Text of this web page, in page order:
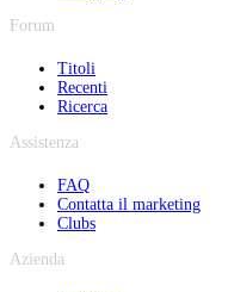
Forum
Titoli
Recenti
Ricerca
Assistenza
FAQ
Contatta il marketing
Clubs
Azienda